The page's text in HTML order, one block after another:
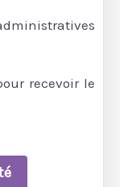
recevoir le